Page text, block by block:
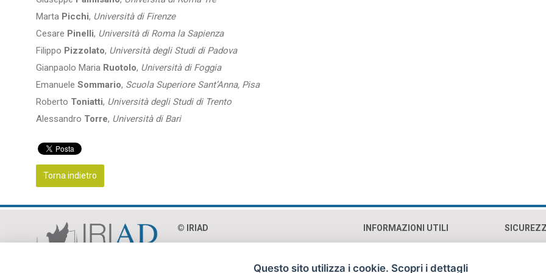
Marta Picchi, Università di Firenze
Cesare Pinelli, Università di Roma la Sapienza
Filippo Pizzolato, Università degli Studi di Padova
Gianpaolo Maria Ruotolo, Università di Foggia
Emanuele Sommario, Scuola Superiore Sant’Anna, Pisa
Roberto Toniatti, Università degli Studi di Trento
Alessandro Torre, Università di Bari
Torna indietro
© IRIAD‎
INFORMAZIONI UTILI
Mappa
Questo sito utilizza i cookie. Scopri i dettagli